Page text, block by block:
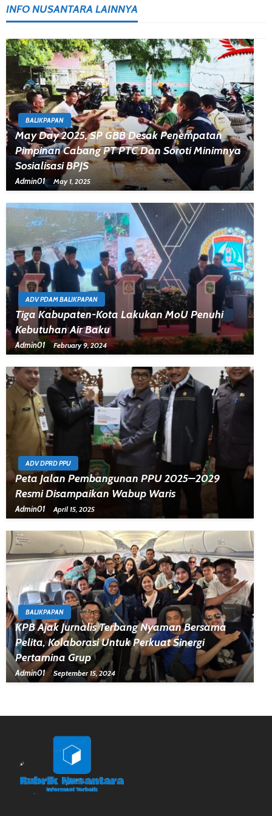
INFO NUSANTARA LAINNYA
BALIKPAPAN
May Day 2025, SP GBB Desak Penempatan
Pimpinan Cabang PT PTC Dan Soroti Minimnya
Sosialisasi BPJS
Admin01 May 1, 2025
ADV PDAM BALIKPAPAN
Tiga Kabupaten-Kota Lakukan MoU Penuhi
Kebutuhan Air Baku
Admin01 February 9, 2024
ADV DPRD PPU
Peta Jalan Pembangunan PPU 2025–2029
Resmi Disampaikan Wabup Waris
Admin01 April 15, 2025
BALIKPAPAN
KPB Ajak Jurnalis Terbang Nyaman Bersama
Pelita, Kolaborasi Untuk Perkuat Sinergi
Pertamina Grup
Admin01 September 15, 2024